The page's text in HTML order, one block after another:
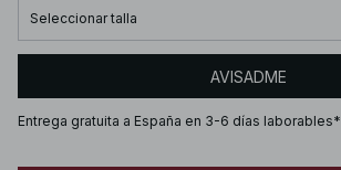
Seleccionar talla
AVISADME
Entrega gratuita a España en 3-6 días laborables*